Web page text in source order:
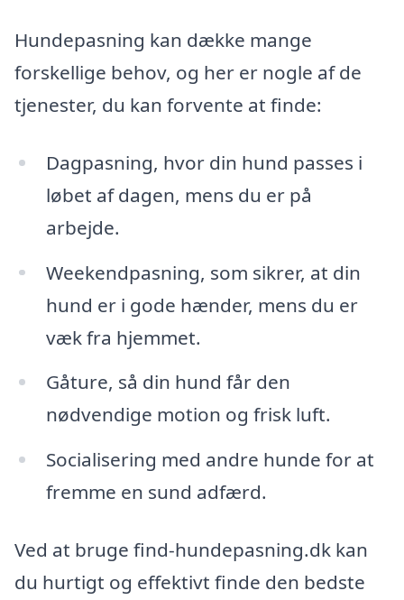
Hundepasning kan dække mange
forskellige behov, og her er nogle af de
tjenester, du kan forvente at finde:
Dagpasning, hvor din hund passes i
løbet af dagen, mens du er på
arbejde.
Weekendpasning, som sikrer, at din
hund er i gode hænder, mens du er
væk fra hjemmet.
Gåture, så din hund får den
nødvendige motion og frisk luft.
Socialisering med andre hunde for at
fremme en sund adfærd.
Ved at bruge find-hundepasning.dk kan
du hurtigt og effektivt finde den bedste